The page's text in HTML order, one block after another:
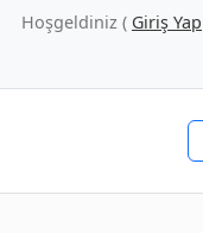
Hoşgeldiniz ( Giriş Yap